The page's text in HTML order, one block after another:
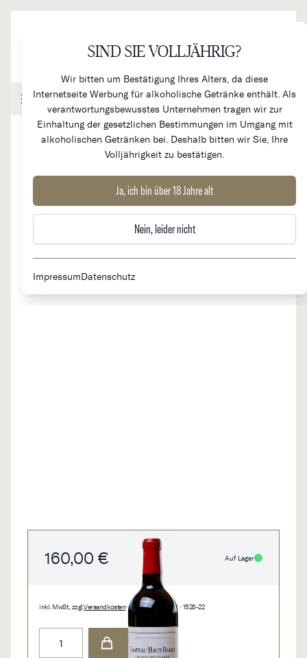
SIND SIE VOLLJÄHRIG?
Wir bitten um Bestätigung Ihres Alters, da diese
Internetseite Werbung für alkoholische Getränke enthält. Als
verantwortungsbewusstes Unternehmen tragen wir zur
Einhaltung der gesetzlichen Bestimmungen im Umgang mit
alkoholischen Getränken bei. Deshalb bitten wir Sie, Ihre
Volljährigkeit zu bestätigen.
Ja, ich bin über 18 Jahre alt
Nein, leider nicht
ImpressumDatenschutz
Handel & Gastronomie Kundenkonto Warenkorb
Chateau Haut Bailly Grand Cru
Classé
160,00 € Auf Lager
inkl. MwSt., zzgl.Versandkosten• 0,75 l • 213,33 €/l • 1528-22